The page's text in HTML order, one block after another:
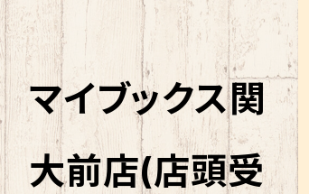
マイブックス関
大前店(店頭受